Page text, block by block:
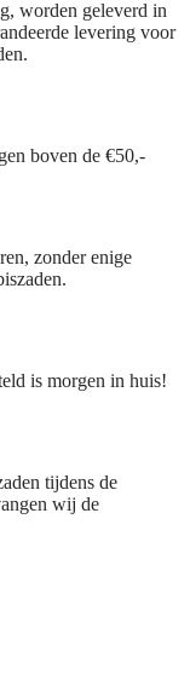
worden geleverd in
levering voor
boven de €50,-
zonder enige
is morgen in huis!
tijdens de
wij de